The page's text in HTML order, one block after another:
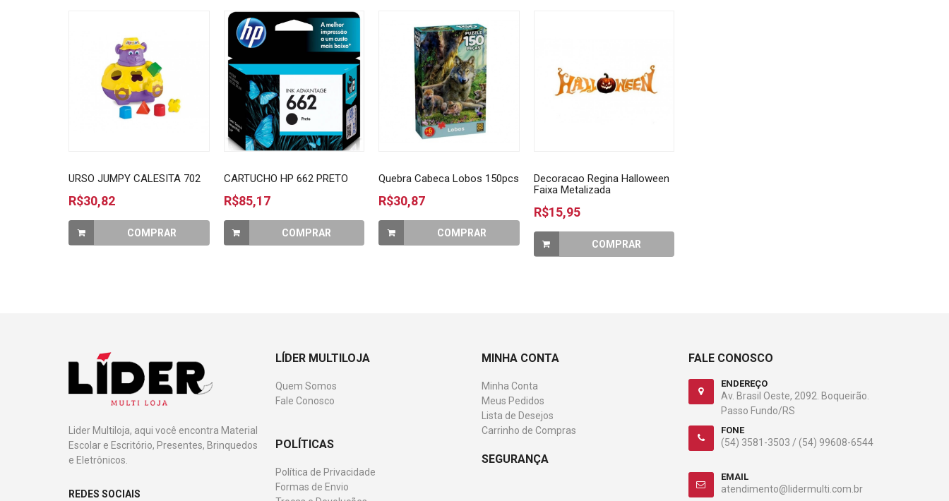
URSO JUMPY CALESITA 702
R$30,82
COMPRAR
CARTUCHO HP 662 PRETO
R$85,17
COMPRAR
Quebra Cabeca Lobos 150pcs
R$30,87
COMPRAR
Decoracao Regina Halloween
Faixa Metalizada
R$15,95
COMPRAR
Lider Multiloja, aqui você encontra Material
Escolar e Escritório, Presentes, Brinquedos
e Eletrônicos.
REDES SOCIAIS
LÍDER MULTILOJA
Quem Somos
Fale Conosco
POLÍTICAS
Política de Privacidade
Formas de Envio
MINHA CONTA
Minha Conta
Meus Pedidos
Lista de Desejos
Carrinho de Compras
SEGURANÇA
FALE CONOSCO
ENDEREÇO
Av. Brasil Oeste, 2092. Boqueirão.
Passo Fundo/RS
FONE
(54) 3581-3503 / (54) 99608-6544
EMAIL
atendimento@lidermulti.com.br